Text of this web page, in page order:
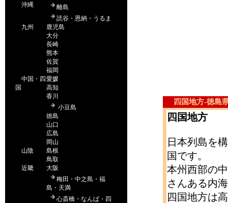
四国地方-徳島
四国地方
日本列島を
国です。
本州西部の
さんある内
四国地方は